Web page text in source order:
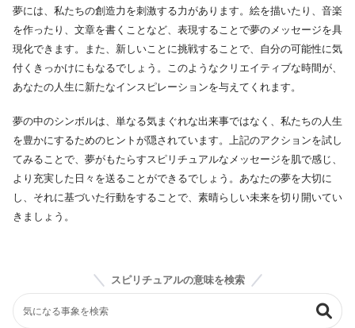
夢には、私たちの創造力を刺激する力があります。絵を描いたり、音楽
を作ったり、文章を書くことなど、表現することで夢のメッセージを具
現化できます。また、新しいことに挑戦することで、自分の可能性に気
付くきっかけにもなるでしょう。このようなクリエイティブな時間が、
あなたの人生に新たなインスピレーションを与えてくれます。
夢の中のシンボルは、単なる気まぐれな出来事ではなく、私たちの人生
を豊かにするためのヒントが隠されています。上記のアクションを試し
てみることで、夢がもたらすスピリチュアルなメッセージを肌で感じ、
より充実した日々を送ることができるでしょう。あなたの夢を大切に
し、それに基づいた行動をすることで、素晴らしい未来を切り開いてい
きましょう。
スピリチュアルの意味を検索